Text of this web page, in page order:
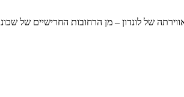
של לונדון – מן הרחובות החרישיים של